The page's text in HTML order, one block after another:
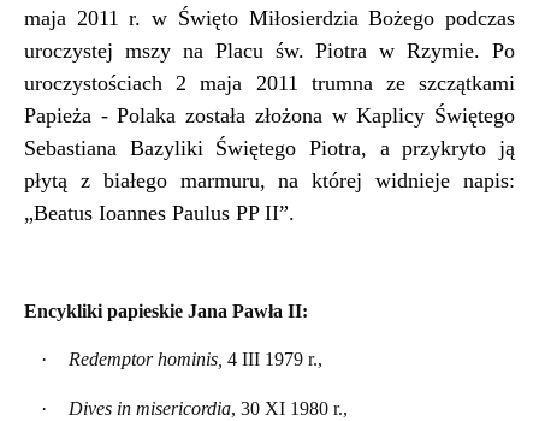
maja 2011 r. w Święto Miłosierdzia Bożego podczas
uroczystej mszy na Placu św. Piotra w Rzymie. Po
uroczystościach 2 maja 2011 trumna ze szczątkami
Papieża - Polaka została złożona w Kaplicy Świętego
Sebastiana Bazyliki Świętego Piotra, a przykryto ją
płytą z białego marmuru, na której widnieje napis:
„Beatus Ioannes Paulus PP II”.
Encykliki papieskie Jana Pawła II:
· Redemptor hominis, 4 III 1979 r.,
· Dives in misericordia, 30 XI 1980 r.,